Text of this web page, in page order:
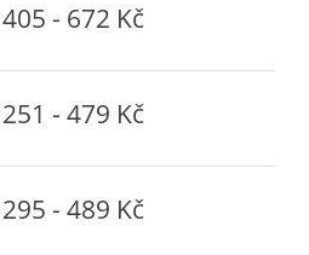
405 - 672 Kč
251 - 479 Kč
295 - 489 Kč